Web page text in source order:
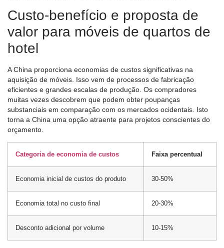
Custo-benefício e proposta de
valor para móveis de quartos de
hotel
A China proporciona economias de custos significativas na
aquisição de móveis. Isso vem de processos de fabricação
eficientes e grandes escalas de produção. Os compradores
muitas vezes descobrem que podem obter poupanças
substanciais em comparação com os mercados ocidentais. Isto
torna a China uma opção atraente para projetos conscientes do
orçamento.
Categoria de economia de custos Faixa percentual
Economia inicial de custos do produto 30-50%
Economia total no custo final 20-30%
Desconto adicional por volume 10-15%